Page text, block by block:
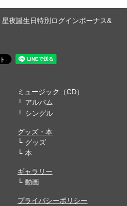
星夜誕生日特別ログインボーナス&
ミュージック（CD）
アルバム
シングル
グッズ・本
グッズ
本
ギャラリー
動画
プライバシーポリシー